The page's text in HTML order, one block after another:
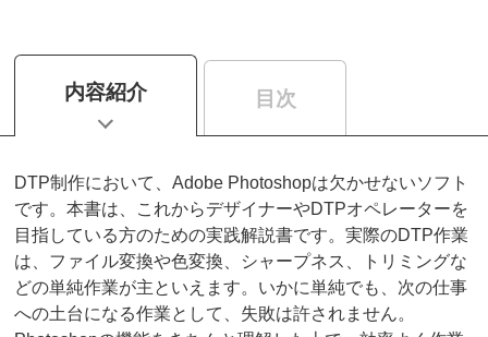
内容紹介 目次
DTP制作において、Adobe Photoshopは欠かせないソフト
です。本書は、これからデザイナーやDTPオペレーターを
目指している方のための実践解説書です。実際のDTP作業
は、ファイル変換や色変換、シャープネス、トリミングな
どの単純作業が主といえます。いかに単純でも、次の仕事
への土台になる作業として、失敗は許されません。